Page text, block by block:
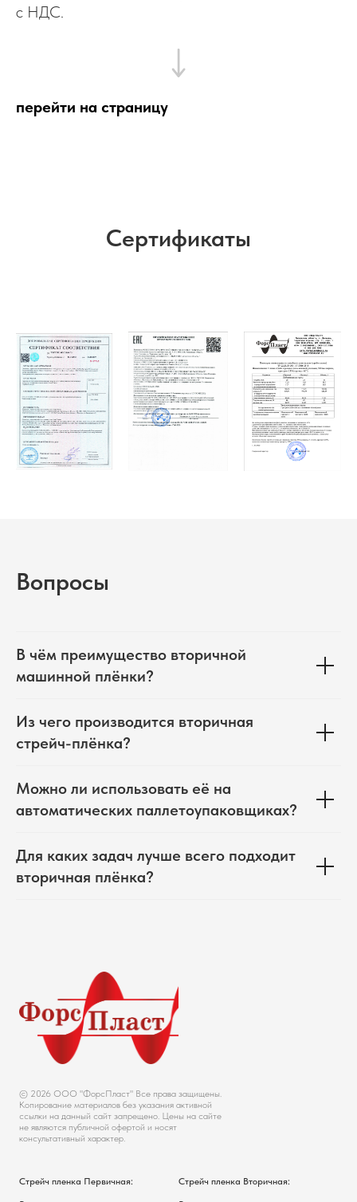
с НДС.
перейти на страницу
Сертификаты
Вопросы
В чём преимущество вторичной
машинной плёнки?
Из чего производится вторичная
стрейч-плёнка?
Можно ли использовать её на
автоматических паллетоупаковщиках?
Для каких задач лучше всего подходит
вторичная плёнка?
© 2026 ООО "ФорсПласт" Все права защищены.
Копирование материалов без указания активной
ссылки на данный сайт запрещено. Цены на сайте
не являются публичной офертой и носят
консультативный характер.
Стрейч пленка Первичная: Стрейч пленка Вторичная: